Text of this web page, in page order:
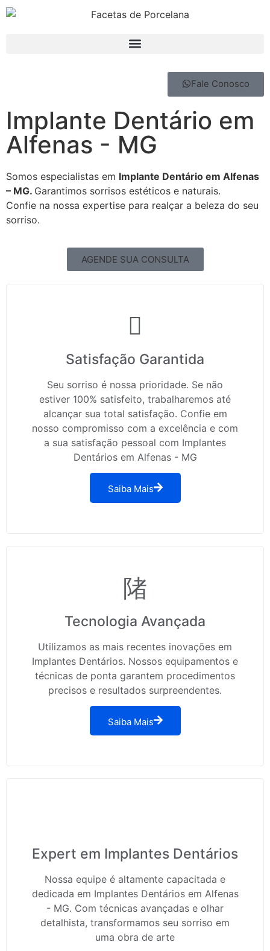
Fale Conosco
Implante Dentário em
Alfenas - MG
Somos especialistas em Implante Dentário em Alfenas
– MG. Garantimos sorrisos estéticos e naturais.
Confie na nossa expertise para realçar a beleza do seu
sorriso.
AGENDE SUA CONSULTA
Satisfação Garantida
Seu sorriso é nossa prioridade. Se não
estiver 100% satisfeito, trabalharemos até
alcançar sua total satisfação. Confie em
nosso compromisso com a excelência e com
a sua satisfação pessoal com Implantes
Dentários em Alfenas - MG
Saiba Mais
Tecnologia Avançada
Utilizamos as mais recentes inovações em
Implantes Dentários. Nossos equipamentos e
técnicas de ponta garantem procedimentos
precisos e resultados surpreendentes.
Saiba Mais
Expert em Implantes Dentários
Nossa equipe é altamente capacitada e
dedicada em Implantes Dentários em Alfenas
- MG. Com técnicas avançadas e olhar
detalhista, transformamos seu sorriso em
uma obra de arte